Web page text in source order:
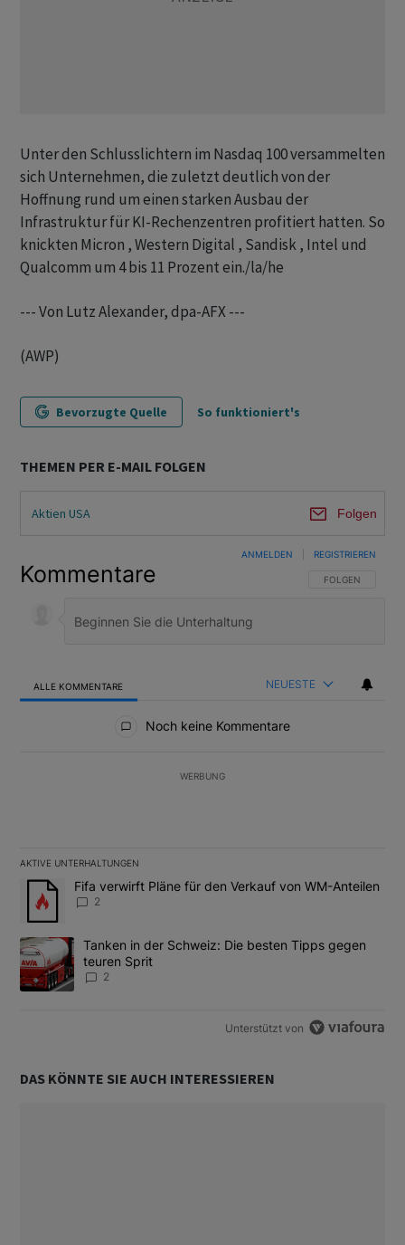
Unter den Schlusslichtern im Nasdaq 100 versammelten
sich Unternehmen, die zuletzt deutlich von der
Hoffnung rund um einen starken Ausbau der
Infrastruktur für KI-Rechenzentren profitiert hatten. So
knickten Micron , Western Digital , Sandisk , Intel und
Qualcomm um 4 bis 11 Prozent ein./la/he
--- Von Lutz Alexander, dpa-AFX ---
(AWP)
Bevorzugte Quelle So funktioniert's
THEMEN PER E-MAIL FOLGEN
Aktien USA Folgen
Kommentare FOLGE DIESER
FOLGEN
ANMELDEN REGISTRIEREN
ALLE KOMMENTARE NEUESTE
Noch keine Kommentare
WERBUNG
AKTIVE UNTERHALTUNGEN
Das Folgende ist eine Liste der am meisten kommentierten
Ein Trendartikel mit dem Titel "Fifa verwirft Pläne für den
Fifa verwirft Pläne für den Verkauf von WM-Anteilen
2
Ein Trendartikel mit dem Titel "Tanken in der Schweiz: Die
Tanken in der Schweiz: Die besten Tipps gegen
teuren Sprit
2
Unterstützt von
DAS KÖNNTE SIE AUCH INTERESSIEREN